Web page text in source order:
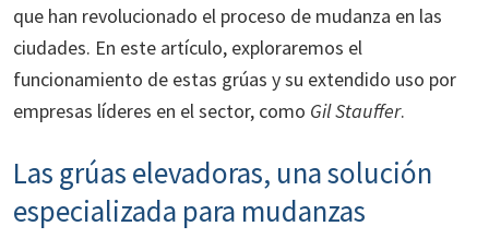
que han revolucionado el proceso de mudanza en las
ciudades. En este artículo, exploraremos el
funcionamiento de estas grúas y su extendido uso por
empresas líderes en el sector, como Gil Stauffer.
Las grúas elevadoras, una solución
especializada para mudanzas